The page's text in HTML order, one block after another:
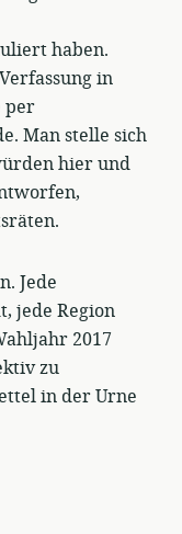
haben.
in
per
Man stelle sich
hier und
Jede
jede Region
2017
zu
in der Urne